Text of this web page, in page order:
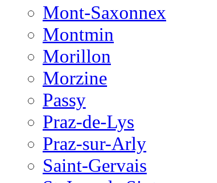
Mont-Saxonnex
Montmin
Morillon
Morzine
Passy
Praz-de-Lys
Praz-sur-Arly
Saint-Gervais